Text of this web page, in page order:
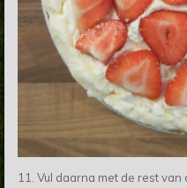
11. Vul daarna met de rest